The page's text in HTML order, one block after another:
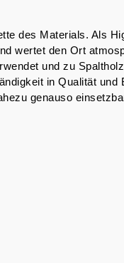
des Materials. Als
wertet den Ort
und zu
in Qualität und
genauso